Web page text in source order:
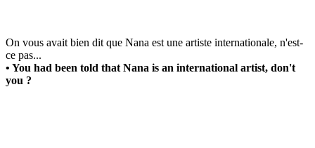
On vous avait bien dit que Nana est une artiste internationale, n'est-
ce pas...
• You had been told that Nana is an international artist, don't
you ?